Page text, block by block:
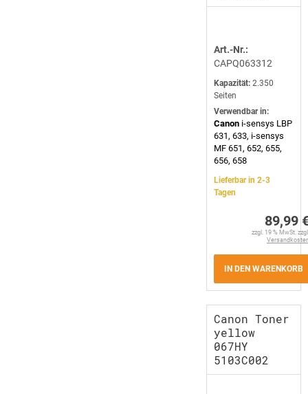
Art.-Nr.:
CAPQ063312
Kapazität: 2.350
Seiten
Verwendbar in:
Canon i-sensys LBP
631, 633, i-sensys
MF 651, 652, 655,
656, 658
Lieferbar in 2-3
Tagen
89,99
zzgl. 19 % MwSt.
IN DEN WARENKORB
Canon Toner
yellow
067HY
5103C002